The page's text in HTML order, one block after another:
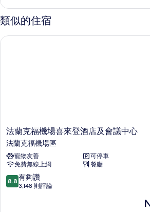
的
詳
情
類似的住宿
法
蘭
克
福
機
場
喜
法蘭克福機場喜來登酒店及會議中心
法蘭克福機場區
寵物友善
可停車
免費無線上網
餐廳
8.8
分，
8.8 有夠讚
3,148 則評論
現
法蘭克福機場喜來登酒店及會議中心